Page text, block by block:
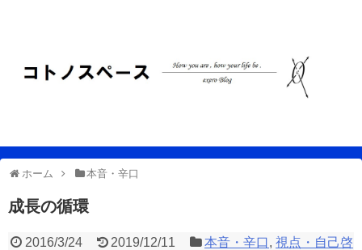
ホーム 本音・辛口
成長の循環
2016/3/24 2019/12/11 本音・辛口 ,視点・自己啓